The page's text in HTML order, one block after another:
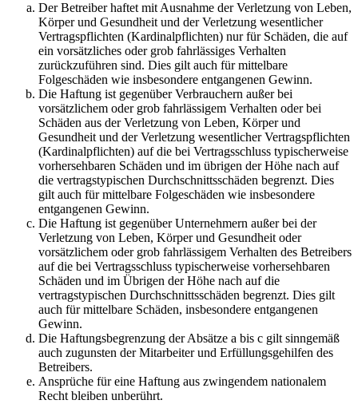
Der Betreiber haftet mit Ausnahme der Verletzung von Leben,
Körper und Gesundheit und der Verletzung wesentlicher
Vertragspflichten (Kardinalpflichten) nur für Schäden, die auf
ein vorsätzliches oder grob fahrlässiges Verhalten
zurückzuführen sind. Dies gilt auch für mittelbare
Folgeschäden wie insbesondere entgangenen Gewinn.
Die Haftung ist gegenüber Verbrauchern außer bei
vorsätzlichem oder grob fahrlässigem Verhalten oder bei
Schäden aus der Verletzung von Leben, Körper und
Gesundheit und der Verletzung wesentlicher Vertragspflichten
(Kardinalpflichten) auf die bei Vertragsschluss typischerweise
vorhersehbaren Schäden und im übrigen der Höhe nach auf
die vertragstypischen Durchschnittsschäden begrenzt. Dies
gilt auch für mittelbare Folgeschäden wie insbesondere
entgangenen Gewinn.
Die Haftung ist gegenüber Unternehmern außer bei der
Verletzung von Leben, Körper und Gesundheit oder
vorsätzlichem oder grob fahrlässigem Verhalten des Betreibers
auf die bei Vertragsschluss typischerweise vorhersehbaren
Schäden und im Übrigen der Höhe nach auf die
vertragstypischen Durchschnittsschäden begrenzt. Dies gilt
auch für mittelbare Schäden, insbesondere entgangenen
Gewinn.
Die Haftungsbegrenzung der Absätze a bis c gilt sinngemäß
auch zugunsten der Mitarbeiter und Erfüllungsgehilfen des
Betreibers.
Ansprüche für eine Haftung aus zwingendem nationalem
Recht bleiben unberührt.